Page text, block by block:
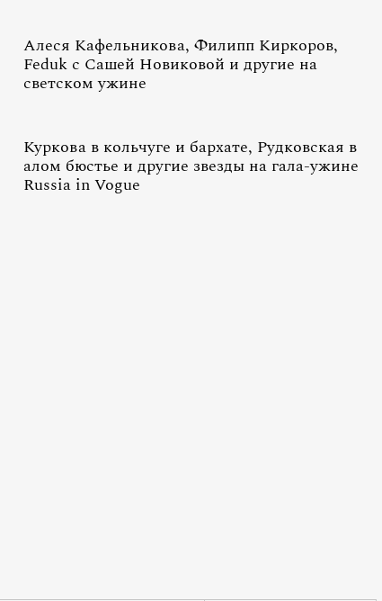
Алеся Кафельникова, Филипп Киркоров,
Feduk с Сашей Новиковой и другие на
светском ужине
Куркова в кольчуге и бархате, Рудковская в
алом бюстье и другие звезды на гала-ужине
Russia in Vogue